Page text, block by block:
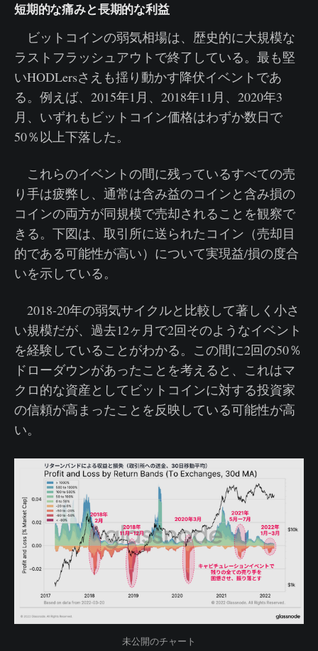
短期的な痛みと長期的な利益
ビットコインの弱気相場は、歴史的に大規模な
ラストフラッシュアウトで終了している。最も堅
いHODLersさえも揺り動かす降伏イベントであ
る。例えば、2015年1月、2018年11月、2020年3
月、いずれもビットコイン価格はわずか数日で
50％以上下落した。
これらのイベントの間に残っているすべての売
り手は疲弊し、通常は含み益のコインと含み損の
コインの両方が同規模で売却されることを観察で
きる。下図は、取引所に送られたコイン（売却目
的である可能性が高い）について実現益/損の度合
いを示している。
2018-20年の弱気サイクルと比較して著しく小さ
い規模だが、過去12ヶ月で2回そのようなイベント
を経験していることがわかる。この間に2回の50％
ドローダウンがあったことを考えると、これはマ
クロ的な資産としてビットコインに対する投資家
の信頼が高まったことを反映している可能性が高
い。
未公開のチャート